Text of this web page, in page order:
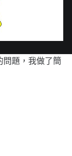
問題，我做了簡